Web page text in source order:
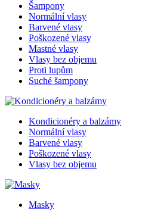
Šampony
Normální vlasy
Barvené vlasy
Poškozené vlasy
Mastné vlasy
Vlasy bez objemu
Proti lupům
Suché šampony
Kondicionéry a balzámy
Normální vlasy
Barvené vlasy
Poškozené vlasy
Vlasy bez objemu
Masky